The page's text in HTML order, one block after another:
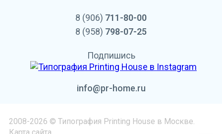
8 (906) 711-80-00
8 (958) 798-07-25
Подпишись
info@pr-home.ru
2008-2026 © Типография Printing House в Москве.